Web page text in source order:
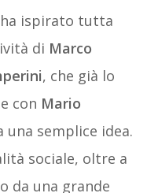
ispirato tutta
di Marco
, che già lo
con Mario
una semplice idea.
sociale, oltre a
da una grande